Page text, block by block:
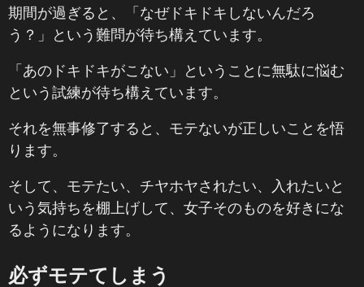
期間が過ぎると、「なぜドキドキしないんだろ
う？」という難問が待ち構えています。
「あのドキドキがこない」ということに無駄に悩む
という試練が待ち構えています。
それを無事修了すると、モテないが正しいことを悟
ります。
そして、モテたい、チヤホヤされたい、入れたいと
いう気持ちを棚上げして、女子そのものを好きにな
るようになります。
必ずモテてしまう